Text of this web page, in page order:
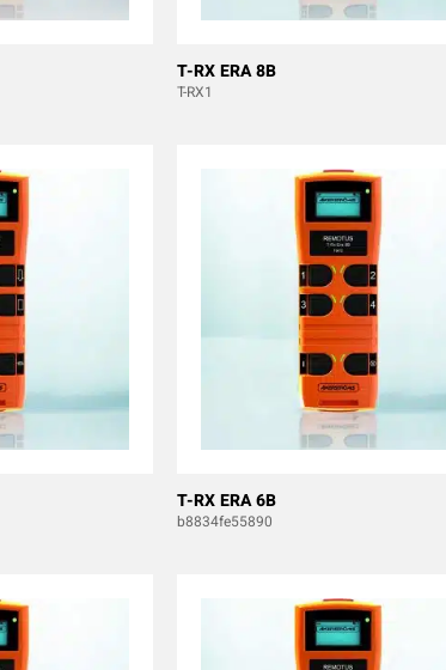
T-RX ERA 8B
T-RX1
T-RX ERA 6B
b8834fe55890